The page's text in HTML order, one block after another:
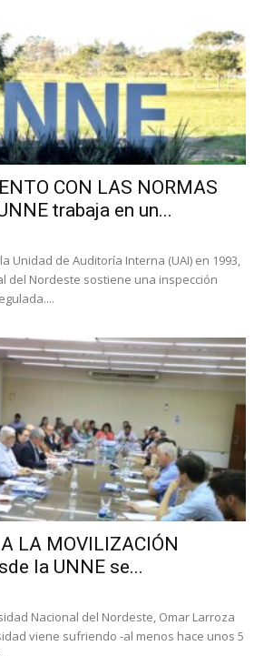
CON LAS NORMAS
trabaja en un...
Unidad de Auditoría Interna (UAI) en 1993,
del Nordeste sostiene una inspección
LA MOVILIZACIÓN
la UNNE se...
Nacional del Nordeste, Omar Larroza
viene sufriendo -al menos hace unos 5